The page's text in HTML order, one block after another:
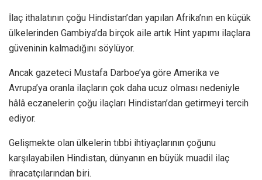
İlaç ithalatının çoğu Hindistan’dan yapılan Afrika’nın en küçük
ülkelerinden Gambiya’da birçok aile artık Hint yapımı ilaçlara
güveninin kalmadığını söylüyor.
Ancak gazeteci Mustafa Darboe’ya göre Amerika ve
Avrupa’ya oranla ilaçların çok daha ucuz olması nedeniyle
hâlâ eczanelerin çoğu ilaçları Hindistan’dan getirmeyi tercih
ediyor.
Gelişmekte olan ülkelerin tıbbi ihtiyaçlarının çoğunu
karşılayabilen Hindistan, dünyanın en büyük muadil ilaç
ihracatçılarından biri.